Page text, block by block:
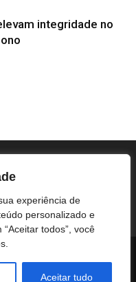
experiência de
personalizado e
todos”, você
Aceitar tudo
integridade no